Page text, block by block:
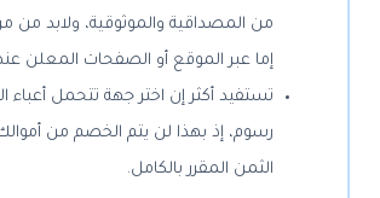
من المصداقية والموثوقية، ولابد من
إما عبر الموقع أو الصفحات المعلن
تستفيد أكثر إن اختر جهة تتحمل أعباء
رسوم، إذ بهذا لن يتم الخصم من
الثمن المقرر بالكامل.